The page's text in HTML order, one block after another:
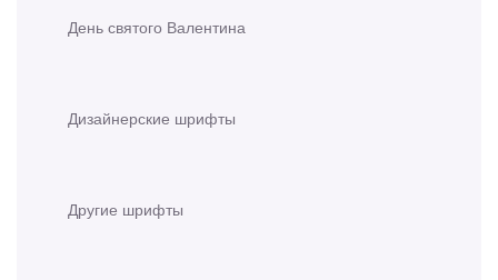
День святого Валентина
Дизайнерские шрифты
Другие шрифты